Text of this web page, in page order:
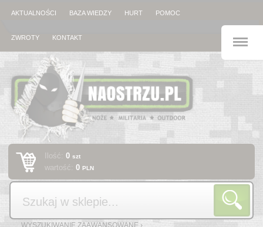
AKTUALNOŚCI BAZA WIEDZY HURT POMOC
ZWROTY KONTAKT
Ilość:0szt
wartość:0PLN
Szukaj
WYSZUKIWANIE ZAAWANSOWANE ›